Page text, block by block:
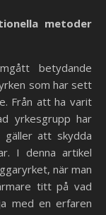
betydande
som har sett
Från att ha varit
yrkesgrupp har
att skydda
I denna artikel
när man
titt på vad
med en erfaren